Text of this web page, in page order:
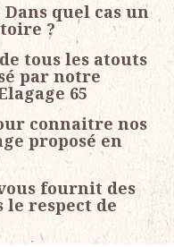
quel cas un
?
tous les atouts
par notre
65
connaitre nos
proposé en
fournit des
le respect de